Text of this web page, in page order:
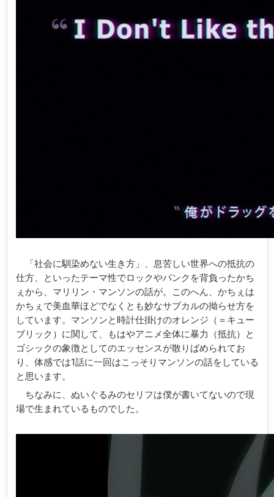
「社会に馴染めない生き方」、息苦しい世界への抵抗の
仕方、といったテーマ性でロックやパンクを背負ったかち
ぇから、マリリン・マンソンの話が。このへん、かちぇは
かちぇで美血華ほどでなくとも妙なサブカルの拗らせ方を
しています。マンソンと時計仕掛けのオレンジ（＝キュー
ブリック）に関して、もはやアニメ全体に暴力（抵抗）と
ゴシックの象徴としてのエッセンスが散りばめられてお
り、体感では1話に一回はこっそりマンソンの話をしている
と思います。
ちなみに、ぬいぐるみのセリフは僕が書いてないので現
場で生まれているものでした。